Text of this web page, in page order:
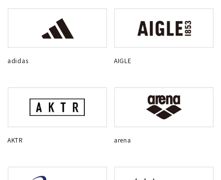
adidas AIGLE
AKTR arena